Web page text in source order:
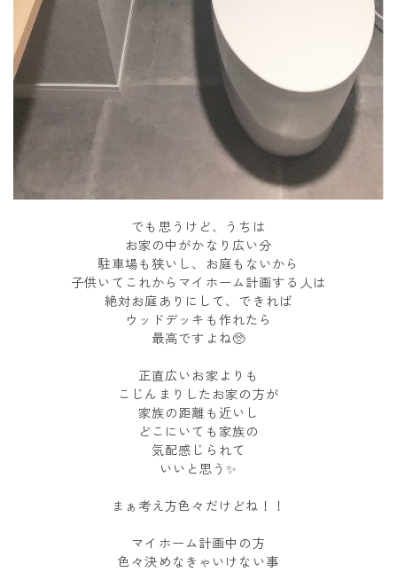
でも思うけど、うちは
お家の中がかなり広い分
駐車場も狭いし、お庭もないから
子供いてこれからマイホーム計画する人は
絶対お庭ありにして、できれば
ウッドデッキも作れたら
最高ですよね🥺
正直広いお家よりも
こじんまりしたお家の方が
家族の距離も近いし
どこにいても家族の
気配感じられて
いいと思う✨
まぁ考え方色々だけどね！！
マイホーム計画中の方
色々決めなきゃいけない事